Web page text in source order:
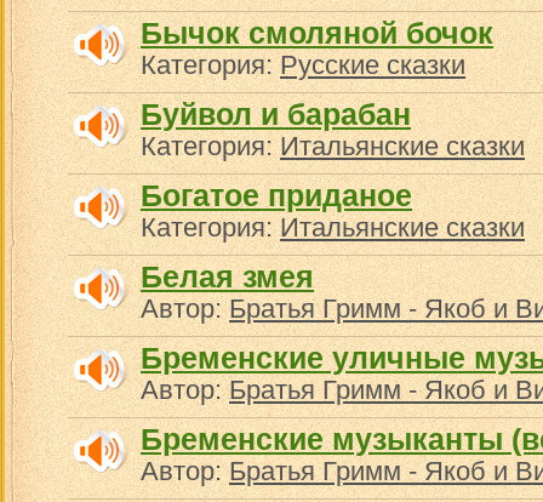
Бычок смоляной бочок
Категория:Русские сказки
Буйвол и барабан
Категория:Итальянские сказки
Богатое приданое
Категория:Итальянские сказки
Белая змея
Автор:Братья Гримм - Якоб и
Бременские уличные
Автор:Братья Гримм - Якоб и
Бременские музыканты
Автор:Братья Гримм - Якоб и